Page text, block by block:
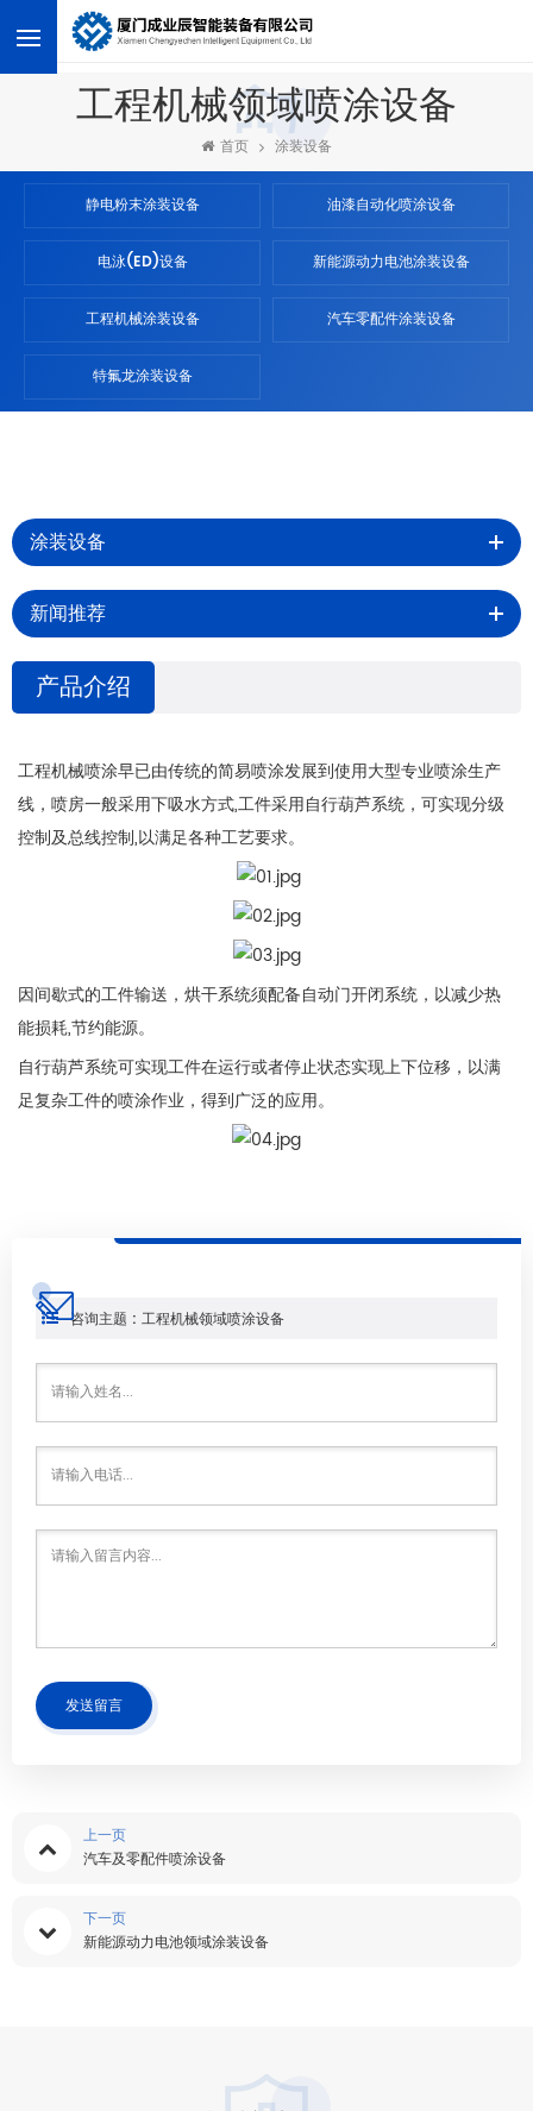
工程机械领域喷涂设备
首页 涂装设备
静电粉末涂装设备 油漆自动化喷涂设备
电泳(ED)设备 新能源动力电池涂装设备
工程机械涂装设备 汽车零配件涂装设备
特氟龙涂装设备
涂装设备
新闻推荐
产品介绍
工程机械喷涂早已由传统的简易喷涂发展到使用大型专业喷涂生产
线，喷房一般采用下吸水方式,工件采用自行葫芦系统，可实现分级
控制及总线控制,以满足各种工艺要求。
因间歇式的工件输送，烘干系统须配备自动门开闭系统，以减少热
能损耗,节约能源。
自行葫芦系统可实现工件在运行或者停止状态实现上下位移，以满
足复杂工件的喷涂作业，得到广泛的应用。
咨询主题 : 工程机械领域喷涂设备
发送留言
上一页
汽车及零配件喷涂设备
下一页
新能源动力电池领域涂装设备